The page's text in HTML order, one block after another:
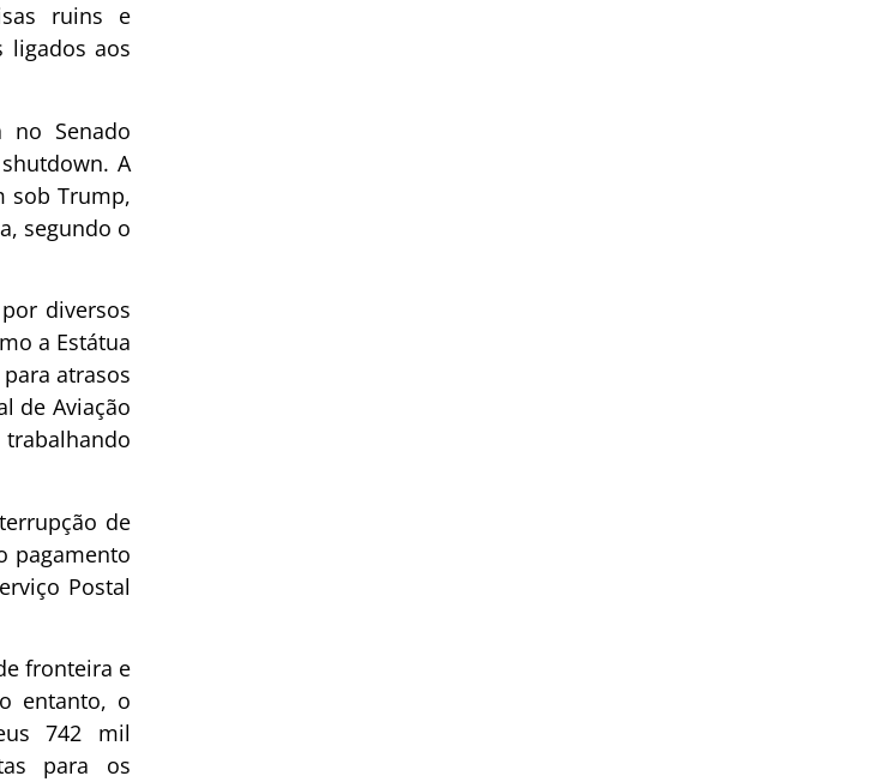
ruins e
ligados aos
no Senado
A
sob Trump,
segundo o
diversos
a Estátua
atrasos
de Aviação
de
pagamento
Postal
fronteira e
entanto, o
742 mil
para os